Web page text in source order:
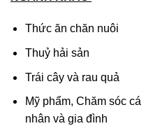
nhân và gia đình
Vật liệu xây dựng
Kẹo và bánh mứt